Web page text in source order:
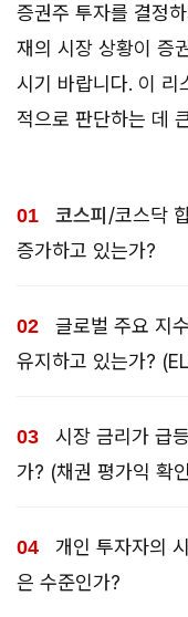
증권주 투자를 결정
재의 시장 상황이 증
시기 바랍니다. 이 리
적으로 판단하는 데
코스피 /코스닥
증가하고 있는가?
글로벌 주요 지
유지하고 있는가?
시장 금리가 급
가? (채권 평가익 확
개인 투자자의
은 수준인가?